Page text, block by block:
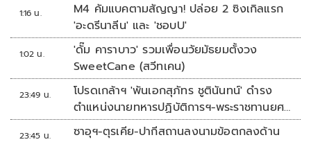
1:16 น.
M4 คัมแบคตามสัญญา! ปล่อย 2 ซิงเกิลแรก
'อะดรีนาลีน' และ 'ชอบU'
1:02 น.
'ดั๊ม คาราบาว' รวมเพื่อนวัยมัธยมตั้งวง
SweetCane (สวีทเคน)
23:49 น.
โปรดเกล้าฯ 'พันเอกสุภัทร ชูตินันทน์' ดำรง
ตำแหน่งนายทหารปฏิบัติการฯ-พระราชทานยศ
'พลตรี'
23:45 น.
ซาอุฯ-ตุรเคีย-ปากีสถานลงนามข้อตกลงด้าน